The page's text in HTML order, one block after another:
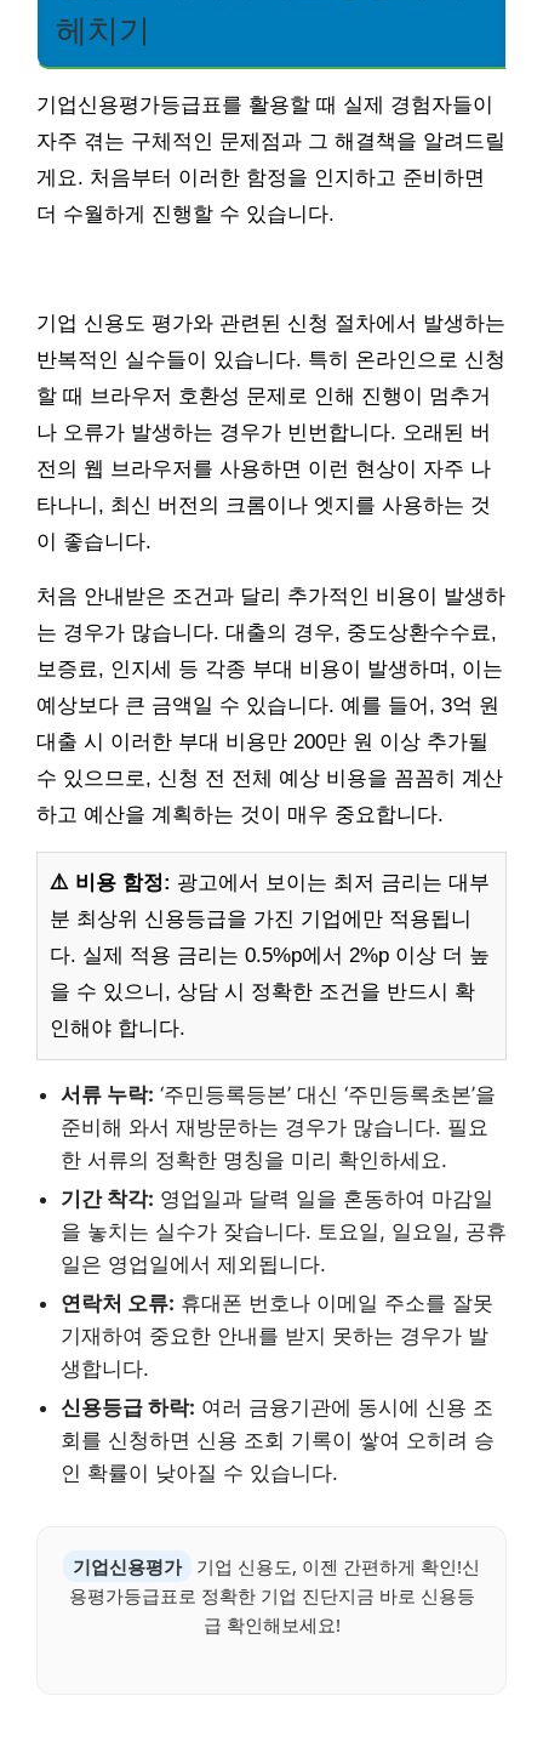
헤치기
기업신용평가등급표를 활용할 때 실제 경험자들이
자주 겪는 구체적인 문제점과 그 해결책을 알려드릴
게요. 처음부터 이러한 함정을 인지하고 준비하면
더 수월하게 진행할 수 있습니다.
기업 신용도 평가와 관련된 신청 절차에서 발생하는
반복적인 실수들이 있습니다. 특히 온라인으로 신청
할 때 브라우저 호환성 문제로 인해 진행이 멈추거
나 오류가 발생하는 경우가 빈번합니다. 오래된 버
전의 웹 브라우저를 사용하면 이런 현상이 자주 나
타나니, 최신 버전의 크롬이나 엣지를 사용하는 것
이 좋습니다.
처음 안내받은 조건과 달리 추가적인 비용이 발생하
는 경우가 많습니다. 대출의 경우, 중도상환수수료,
보증료, 인지세 등 각종 부대 비용이 발생하며, 이는
예상보다 큰 금액일 수 있습니다. 예를 들어, 3억 원
대출 시 이러한 부대 비용만 200만 원 이상 추가될
수 있으므로, 신청 전 전체 예상 비용을 꼼꼼히 계산
하고 예산을 계획하는 것이 매우 중요합니다.
⚠️ 비용 함정: 광고에서 보이는 최저 금리는 대부
분 최상위 신용등급을 가진 기업에만 적용됩니
다. 실제 적용 금리는 0.5%p에서 2%p 이상 더 높
을 수 있으니, 상담 시 정확한 조건을 반드시 확
인해야 합니다.
서류 누락: ‘주민등록등본’ 대신 ‘주민등록초본’을
준비해 와서 재방문하는 경우가 많습니다. 필요
한 서류의 정확한 명칭을 미리 확인하세요.
기간 착각: 영업일과 달력 일을 혼동하여 마감일
을 놓치는 실수가 잦습니다. 토요일, 일요일, 공휴
일은 영업일에서 제외됩니다.
연락처 오류: 휴대폰 번호나 이메일 주소를 잘못
기재하여 중요한 안내를 받지 못하는 경우가 발
생합니다.
신용등급 하락: 여러 금융기관에 동시에 신용 조
회를 신청하면 신용 조회 기록이 쌓여 오히려 승
인 확률이 낮아질 수 있습니다.
기업신용평가
기업 신용도, 이젠 간편하게 확인!신
용평가등급표로 정확한 기업 진단지금 바로 신용등
급 확인해보세요!